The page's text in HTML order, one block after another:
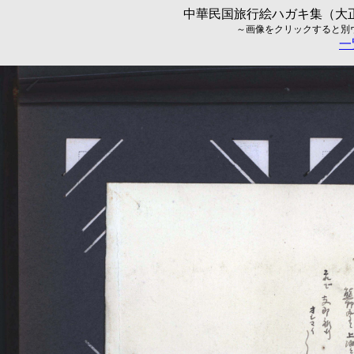
中華民国旅行絵ハガキ集（
～画像をクリックすると
一